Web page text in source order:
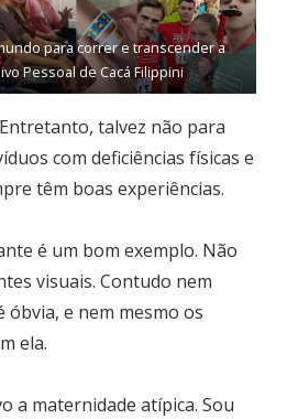
para correr e transcender a
Pessoal de Cacá Filippini
talvez não para
com deficiências físicas e
têm boas experiências.
é um bom exemplo. Não
visuais. Contudo nem
óbvia, e nem mesmo os
ela.
a maternidade atípica. Sou